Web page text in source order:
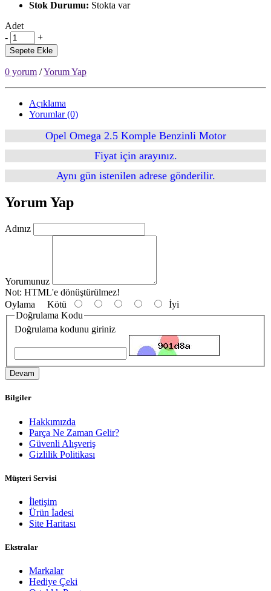
Stok Durumu: Stokta var
Adet
-
+
Sepete Ekle
0 yorum /Yorum Yap
Açıklama
Yorumlar (0)
Opel Omega 2.5 Komple Benzinli Motor
Fiyat için arayınız.
Aynı gün istenilen adrese gönderilir.
Yorum Yap
Adınız
Yorumunuz
Not: HTML'e dönüştürülmez!
Oylama Kötü
İyi
Doğrulama Kodu
Doğrulama kodunu giriniz
Devam
Bilgiler
Hakkımızda
Parça Ne Zaman Gelir?
Güvenli Alışveriş
Gizlilik Politikası
Müşteri Servisi
İletişim
Ürün İadesi
Site Haritası
Ekstralar
Markalar
Hediye Çeki